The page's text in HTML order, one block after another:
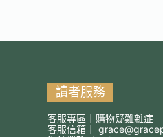
讀者服務
客服專區｜購物疑難雜症
客服信箱｜